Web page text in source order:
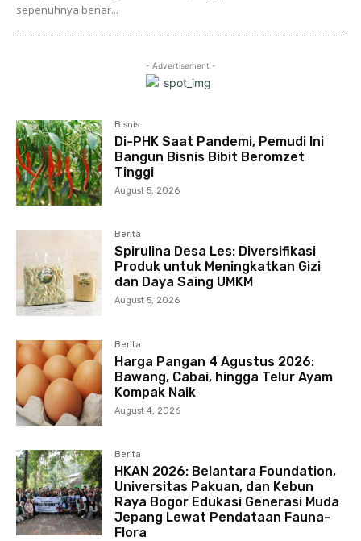
sepenuhnya benar...
- Advertisement -
Bisnis
Di-PHK Saat Pandemi, Pemudi Ini
Bangun Bisnis Bibit Beromzet
Tinggi
August 5, 2026
Berita
Spirulina Desa Les: Diversifikasi
Produk untuk Meningkatkan Gizi
dan Daya Saing UMKM
August 5, 2026
Berita
Harga Pangan 4 Agustus 2026:
Bawang, Cabai, hingga Telur Ayam
Kompak Naik
August 4, 2026
Berita
HKAN 2026: Belantara Foundation,
Universitas Pakuan, dan Kebun
Raya Bogor Edukasi Generasi Muda
Jepang Lewat Pendataan Fauna-
Flora